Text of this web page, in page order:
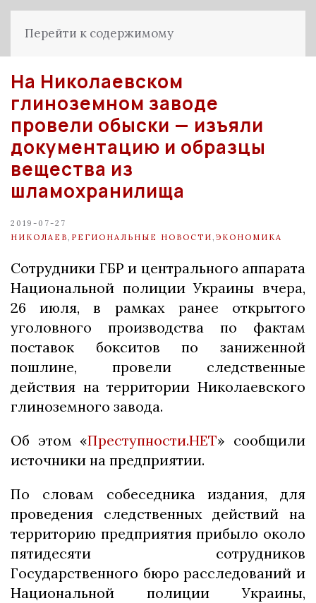
Перейти к содержимому
На Николаевском
глиноземном заводе
провели обыски — изъяли
документацию и образцы
вещества из
шламохранилища
2019-07-27
НИКОЛАЕВ РЕГИОНАЛЬНЫЕ НОВОСТИ ЭКОНОМИКА
Сотрудники ГБР и центрального аппарата
Национальной полиции Украины вчера,
26 июля, в рамках ранее открытого
уголовного производства по фактам
поставок бокситов по заниженной
пошлине, провели следственные
действия на территории Николаевского
глиноземного завода.
Об этом «Преступности.НЕТ» сообщили
источники на предприятии.
По словам собеседника издания, для
проведения следственных действий на
территорию предприятия прибыло около
пятидесяти сотрудников
Государственного бюро расследований и
Национальной полиции Украины,